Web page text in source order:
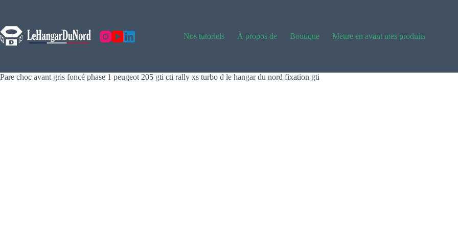
Nos tutoriels
À propos de Boutique Mettre en avant mes produits
Pare choc avant gris foncé phase 1 peugeot 205 gti cti rally xs turbo d le hangar du nord fixation gti